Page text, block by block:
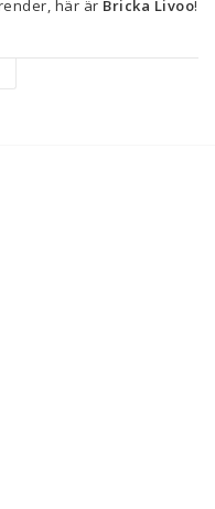
här är Bricka Livoo!